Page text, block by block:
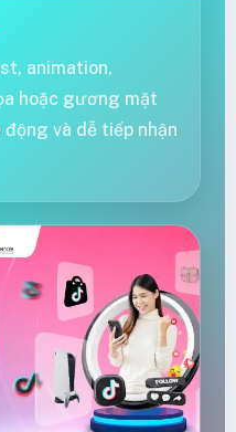
animation,
hoặc gương mặt
và dễ tiếp nhận